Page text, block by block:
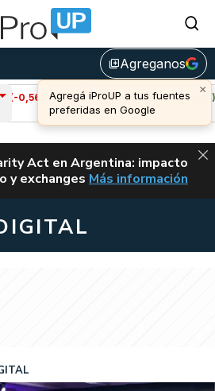
library_addAgreganos
Avalanche (1,98%)
u$s 6,55
ALERTA
Act en Argentina: impacto
y exchanges CLARITY ACT EN
Más información